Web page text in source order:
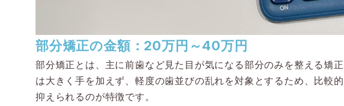
部分矯正の金額：20万円～40万円
部分矯正とは、主に前歯など見た目が気になる部分のみを整える矯
は大きく手を加えず、軽度の歯並びの乱れを対象とするため、比較
抑えられるのが特徴です。